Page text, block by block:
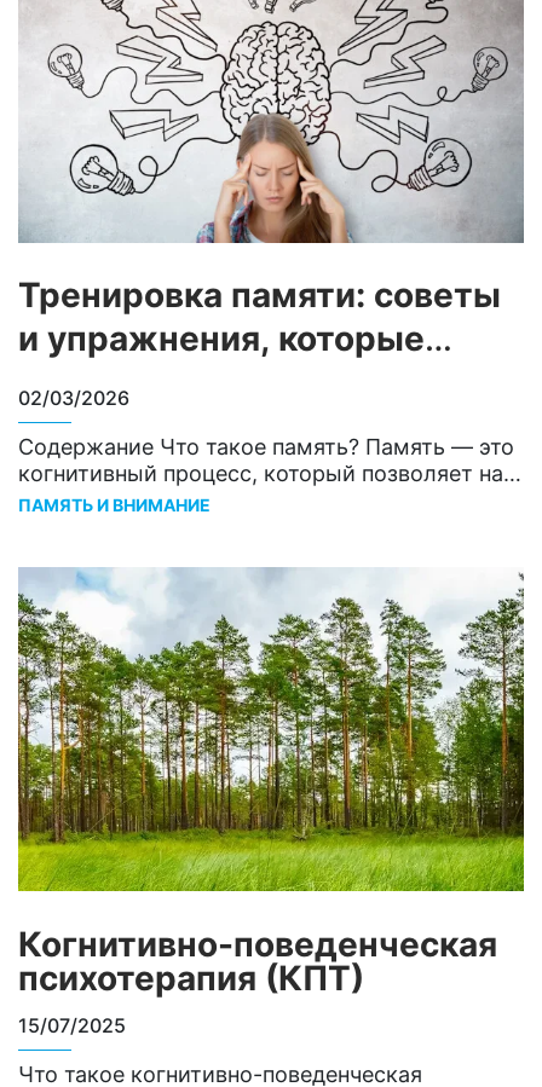
Тренировка памяти: советы
и упражнения, которые
помогут держать мозг в
тонусе
02/03/2026
Содержание Что такое память? Память — это
когнитивный процесс, который позволяет нам
вспоминать прошлый опыт, учиться и
клеток мозга, которые требуют большое
количество энергии для своей работы2. По
мере взросления способность запоминать
ухудшается, мы часто забываем некоторые
вещи. Чтобы преодолеть эту проблему,
необходимо тренировать…
ПАМЯТЬ И ВНИМАНИЕ
Когнитивно-поведенческая
психотерапия (КПТ)
15/07/2025
Что такое когнитивно-поведенческая